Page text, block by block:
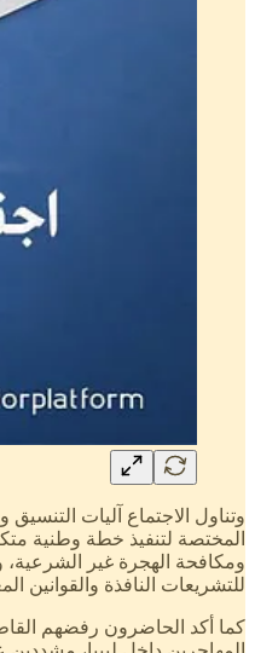
وتناول الاجتماع آليات
المختصة لتنفيذ خطة وطنية
ومكافحة الهجرة غير الشرعية،
للتشريعات النافذة والقوانين
كما أكد الحاضرون رفضهم